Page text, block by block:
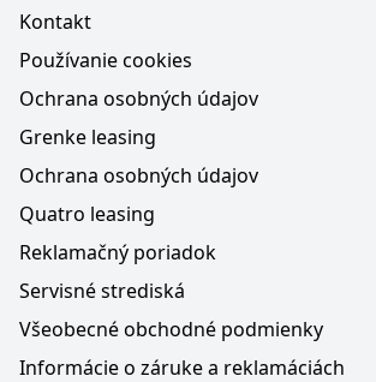
Kontakt
Používanie cookies
Ochrana osobných údajov
Grenke leasing
Ochrana osobných údajov
Quatro leasing
Reklamačný poriadok
Servisné strediská
Všeobecné obchodné podmienky
Informácie o záruke a reklamáciách